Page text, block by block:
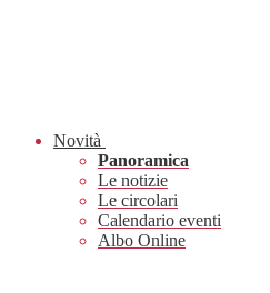
Novità
Panoramica
Le notizie
Le circolari
Calendario eventi
Albo Online